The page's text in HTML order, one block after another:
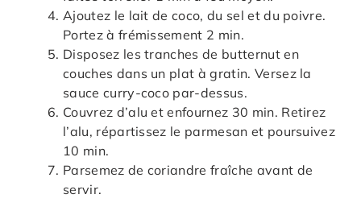
Ajoutez le lait de coco, du sel et du poivre.
Portez à frémissement 2 min.
Disposez les tranches de butternut en
couches dans un plat à gratin. Versez la
sauce curry-coco par-dessus.
Couvrez d’alu et enfournez 30 min. Retirez
l’alu, répartissez le parmesan et poursuivez
10 min.
Parsemez de coriandre fraîche avant de
servir.